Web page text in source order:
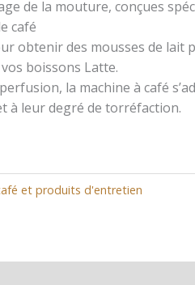
de la mouture, conçues
café
obtenir des mousses de lait
boissons Latte.
la machine à café
à leur degré de torréfaction.
et produits d'entretien